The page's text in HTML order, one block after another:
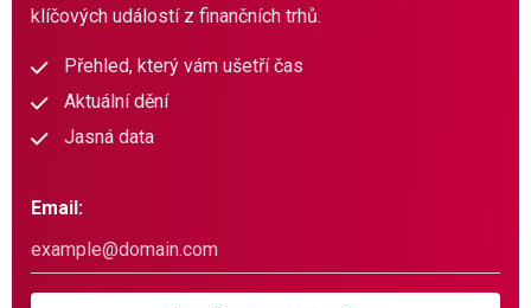
klíčových událostí z finančních trhů.
Přehled, který vám ušetří čas
Aktuální dění
Jasná data
Email: